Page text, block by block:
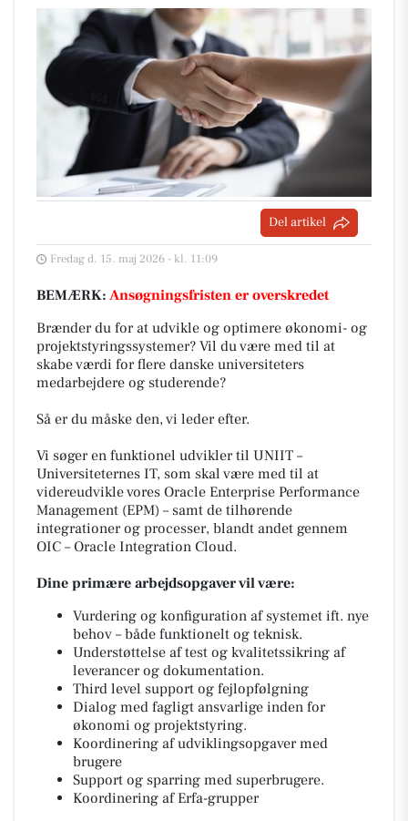
Del artikel
Fredag d. 15. maj 2026 - kl. 11:09
BEMÆRK: Ansøgningsfristen er overskredet
Brænder du for at udvikle og optimere økonomi- og
projektstyringssystemer? Vil du være med til at
skabe værdi for flere danske universiteters
medarbejdere og studerende?
Så er du måske den, vi leder efter.
Vi søger en funktionel udvikler til UNIIT –
Universiteternes IT, som skal være med til at
videreudvikle vores Oracle Enterprise Performance
Management (EPM) – samt de tilhørende
integrationer og processer, blandt andet gennem
OIC – Oracle Integration Cloud.
Dine primære arbejdsopgaver vil være:
Vurdering og konfiguration af systemet ift. nye
behov – både funktionelt og teknisk.
Understøttelse af test og kvalitetssikring af
leverancer og dokumentation.
Third level support og fejlopfølgning
Dialog med fagligt ansvarlige inden for
økonomi og projektstyring.
Koordinering af udviklingsopgaver med
brugere
Support og sparring med superbrugere.
Koordinering af Erfa-grupper